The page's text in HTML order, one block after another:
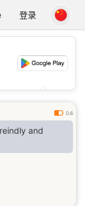
登录
💕
0.6
and